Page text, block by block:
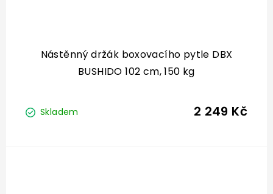
Nástěnný držák boxovacího pytle DBX
BUSHIDO 102 cm, 150 kg
Skladem 2 249 Kč